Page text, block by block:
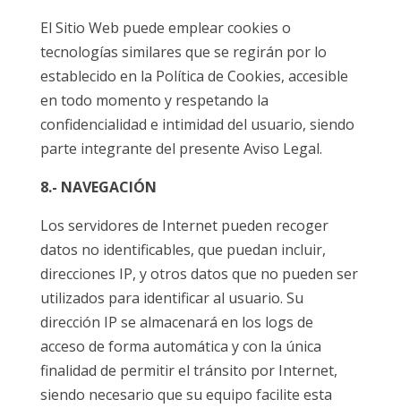
El Sitio Web puede emplear cookies o
tecnologías similares que se regirán por lo
establecido en la Política de Cookies, accesible
en todo momento y respetando la
confidencialidad e intimidad del usuario, siendo
parte integrante del presente Aviso Legal.
8.- NAVEGACIÓN
Los servidores de Internet pueden recoger
datos no identificables, que puedan incluir,
direcciones IP, y otros datos que no pueden ser
utilizados para identificar al usuario. Su
dirección IP se almacenará en los logs de
acceso de forma automática y con la única
finalidad de permitir el tránsito por Internet,
siendo necesario que su equipo facilite esta